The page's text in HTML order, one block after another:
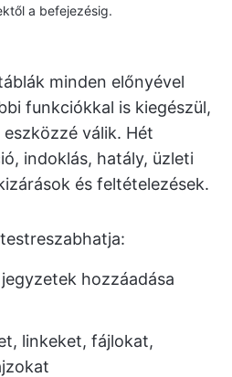
a befejezésig.
minden előnyével
funkciókkal is kiegészül,
válik. Hét
indoklás, hatály, üzleti
és feltételezések.
hozzáadása
linkeket, fájlokat,